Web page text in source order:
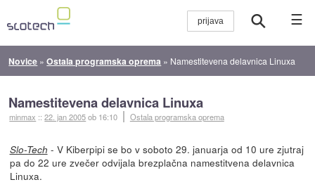
☰
Novice »Ostala programska oprema » Namestitevena delavnica Linuxa
Namestitevena delavnica Linuxa
minmax ::22. jan 2005ob 16:10 Ostala programska oprema
Slo-Tech - V Kiberpipi se bo v soboto 29. januarja od 10 ure zjutraj
pa do 22 ure zvečer odvijala brezplačna namestitvena delavnica
Linuxa.